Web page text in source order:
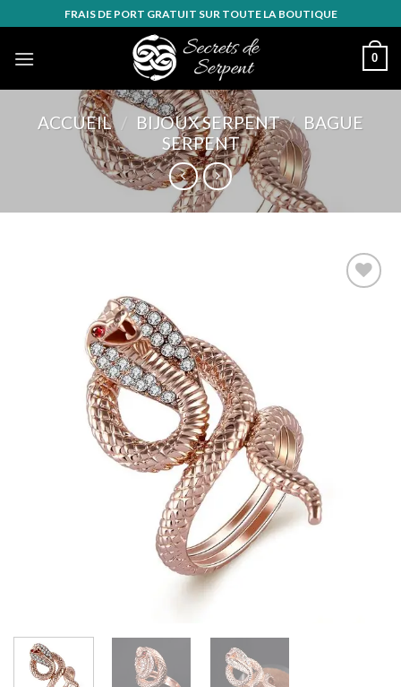
to
content
FRAIS DE PORT GRATUIT SUR TOUTE LA BOUTIQUE
0
ACCUEIL / BIJOUX SERPENT / BAGUE
SERPENT